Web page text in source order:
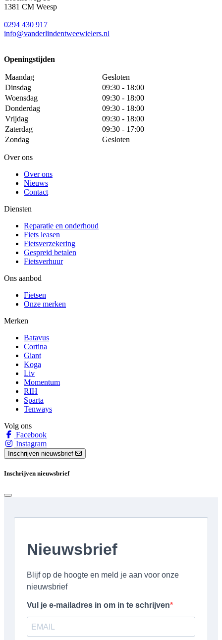
1381 CM Weesp
0294 430 917
info@vanderlindentweewielers.nl
Openingstijden
Maandag
Gesloten
Dinsdag
09:30 - 18:00
Woensdag
09:30 - 18:00
Donderdag
09:30 - 18:00
Vrijdag
09:30 - 18:00
Zaterdag
09:30 - 17:00
Zondag
Gesloten
Over ons
Over ons
Nieuws
Contact
Diensten
Reparatie en onderhoud
Fiets leasen
Fietsverzekering
Gespreid betalen
Fietsverhuur
Ons aanbod
Fietsen
Onze merken
Merken
Batavus
Cortina
Giant
Koga
Liv
Momentum
RIH
Sparta
Tenways
Volg ons
Facebook
Instagram
Inschrijven nieuwsbrief
Inschrijven nieuwsbrief